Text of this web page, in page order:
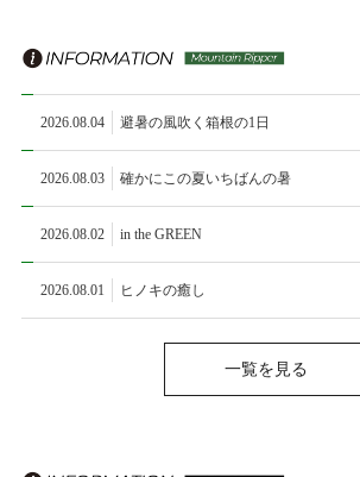
2026.08.04 避暑の風吹く箱根の1日
2026.08.03 確かにこの夏いちばんの暑
2026.08.02 in the GREEN
2026.08.01 ヒノキの癒し
一覧を見る